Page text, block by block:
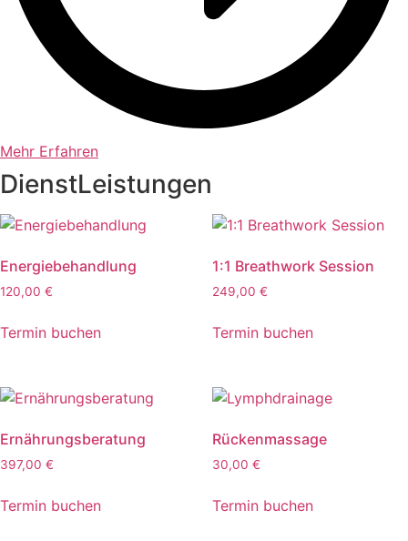
Mehr Erfahren
DienstLeistungen
Energiebehandlung
120,00 €
Termin buchen
1:1 Breathwork Session
249,00 €
Termin buchen
Ernährungsberatung
397,00 €
Termin buchen
Rückenmassage
30,00 €
Termin buchen